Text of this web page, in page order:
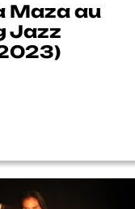
Maza au
Jazz